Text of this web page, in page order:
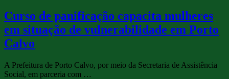
Curso de panificação capacita mulheres
em situação de vulnerabilidade em Porto
Calvo
A Prefeitura de Porto Calvo, por meio da Secretaria de Assistência
Social, em parceria com …